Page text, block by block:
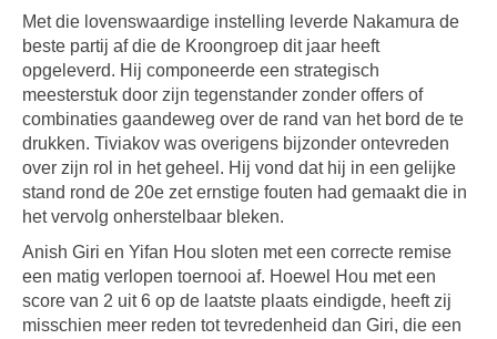
Met die lovenswaardige instelling leverde Nakamura de
beste partij af die de Kroongroep dit jaar heeft
opgeleverd. Hij componeerde een strategisch
meesterstuk door zijn tegenstander zonder offers of
combinaties gaandeweg over de rand van het bord de te
drukken. Tiviakov was overigens bijzonder ontevreden
over zijn rol in het geheel. Hij vond dat hij in een gelijke
stand rond de 20e zet ernstige fouten had gemaakt die in
het vervolg onherstelbaar bleken.
Anish Giri en Yifan Hou sloten met een correcte remise
een matig verlopen toernooi af. Hoewel Hou met een
score van 2 uit 6 op de laatste plaats eindigde, heeft zij
misschien meer reden tot tevredenheid dan Giri, die een